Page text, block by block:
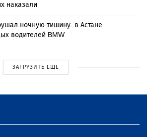
наказали
ночную тишину: в Астане
водителей BMW
ЗАГРУЗИТЬ ЕЩЕ